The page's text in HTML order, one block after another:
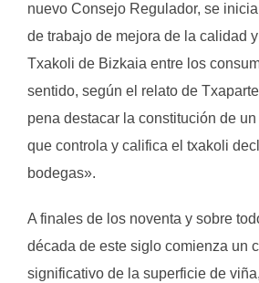
nuevo Consejo Regulador, se
de trabajo de mejora de la calidad
Txakoli de Bizkaia entre los
sentido, según el relato de
pena destacar la constitución de
que controla y califica el txakoli
bodegas».
A finales de los noventa y sobre
década de este siglo comienza un
significativo de la superficie de